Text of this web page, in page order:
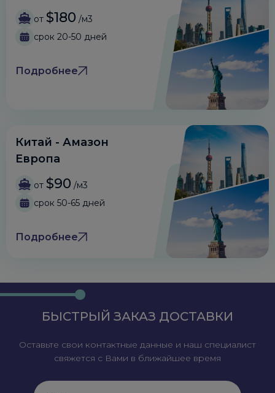
от $180 /м3
срок 20-50 дней
Подробнее
Китай - Амазон
Европа
от $90 /м3
срок 50-65 дней
Подробнее
БЫСТРЫЙ ЗАКАЗ ДОСТАВКИ
Оставьте свои контактные данные и наш специалист
свяжется с Вами в ближайшее время